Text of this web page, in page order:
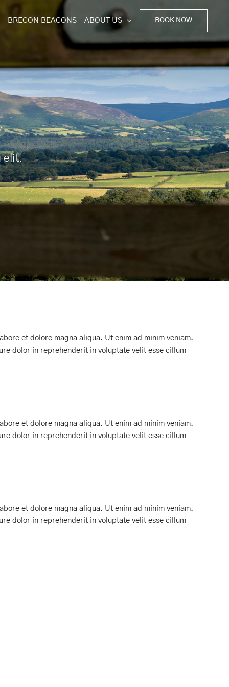
BRECON BEACONS ABOUT US BOOK NOW
elit.
et dolore magna aliqua. Ut enim ad minim veniam.
dolor in reprehenderit in voluptate velit esse cillum
et dolore magna aliqua. Ut enim ad minim veniam.
dolor in reprehenderit in voluptate velit esse cillum
et dolore magna aliqua. Ut enim ad minim veniam.
dolor in reprehenderit in voluptate velit esse cillum